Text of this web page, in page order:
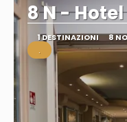
8 N -
1 DESTINAZIONI 8
.